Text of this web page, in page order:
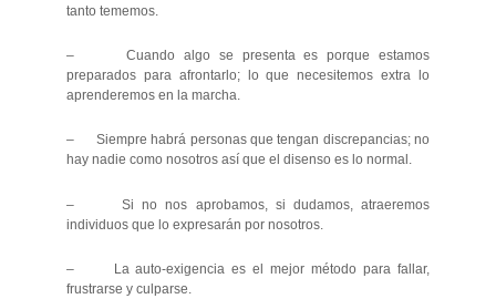
tanto tememos.
– Cuando algo se presenta es porque estamos
preparados para afrontarlo; lo que necesitemos extra lo
aprenderemos en la marcha.
– Siempre habrá personas que tengan discrepancias; no
hay nadie como nosotros así que el disenso es lo normal.
– Si no nos aprobamos, si dudamos, atraeremos
individuos que lo expresarán por nosotros.
– La auto-exigencia es el mejor método para fallar,
frustrarse y culparse.